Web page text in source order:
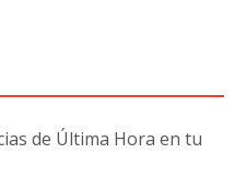
de Última Hora en tu